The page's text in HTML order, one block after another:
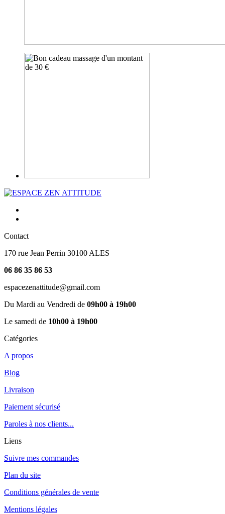
Contact
170 rue Jean Perrin 30100 ALES
06 86 35 86 53
espacezenattitude@gmail.com
Du Mardi au Vendredi de 09h00 à 19h00
Le samedi de 10h00 à 19h00
Catégories
A propos
Blog
Livraison
Paiement sécurisé
Paroles à nos clients...
Liens
Suivre mes commandes
Plan du site
Conditions générales de vente
Mentions légales